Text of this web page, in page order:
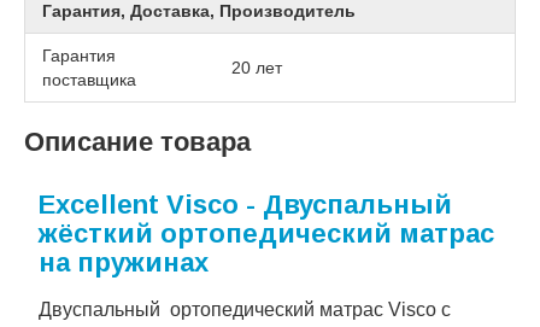
Гарантия, Доставка, Производитель
Гарантия
поставщика
20 лет
Описание товара
Excellent Visco - Двуспальный
жёсткий ортопедический матрас
на пружинах
Двуспальный ортопедический матрас Visco с